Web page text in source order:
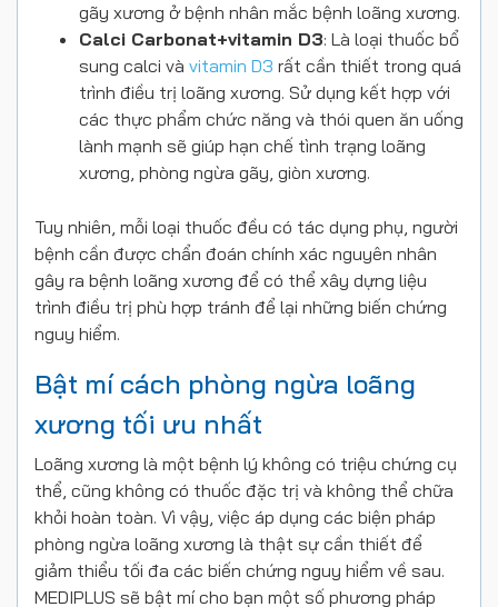
gãy xương ở bệnh nhân mắc bệnh loãng xương.
Calci Carbonat+vitamin D3: Là loại thuốc bổ
sung calci và vitamin D3 rất cần thiết trong quá
trình điều trị loãng xương. Sử dụng kết hợp với
các thực phẩm chức năng và thói quen ăn uống
lành mạnh sẽ giúp hạn chế tình trạng loãng
xương, phòng ngừa gãy, giòn xương.
Tuy nhiên, mỗi loại thuốc đều có tác dụng phụ, người
bệnh cần được chẩn đoán chính xác nguyên nhân
gây ra bệnh loãng xương để có thể xây dựng liệu
trình điều trị phù hợp tránh để lại những biến chứng
nguy hiểm.
Bật mí cách phòng ngừa loãng
xương tối ưu nhất
Loãng xương là một bệnh lý không có triệu chứng cụ
thể, cũng không có thuốc đặc trị và không thể chữa
khỏi hoàn toàn. Vì vậy, việc áp dụng các biện pháp
phòng ngừa loãng xương là thật sự cần thiết để
giảm thiểu tối đa các biến chứng nguy hiểm về sau.
MEDIPLUS sẽ bật mí cho bạn một số phương pháp